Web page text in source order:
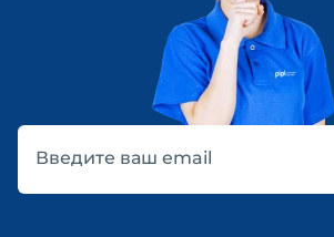
Введите ваш email